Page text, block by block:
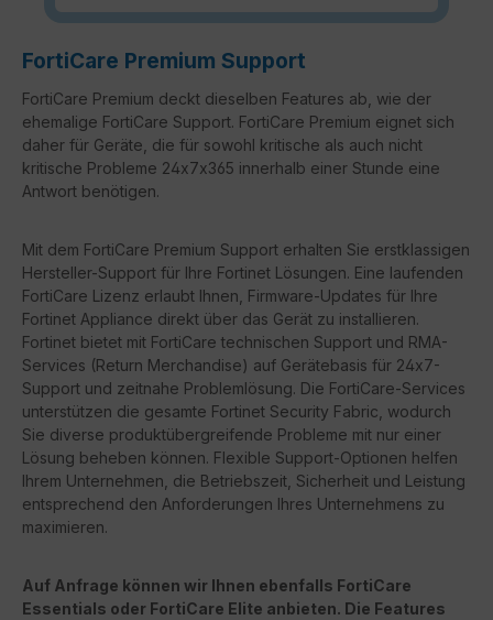
FortiCare Premium Support
FortiCare Premium deckt dieselben Features ab, wie der
ehemalige FortiCare Support. FortiCare Premium eignet sich
daher für Geräte, die für sowohl kritische als auch nicht
kritische Probleme 24x7x365 innerhalb einer Stunde eine
Antwort benötigen.
Mit dem FortiCare Premium Support erhalten Sie erstklassigen
Hersteller-Support für Ihre Fortinet Lösungen. Eine laufenden
FortiCare Lizenz erlaubt Ihnen, Firmware-Updates für Ihre
Fortinet Appliance direkt über das Gerät zu installieren.
Fortinet bietet mit FortiCare technischen Support und RMA-
Services (Return Merchandise) auf Gerätebasis für 24x7-
Support und zeitnahe Problemlösung. Die FortiCare-Services
unterstützen die gesamte Fortinet Security Fabric, wodurch
Sie diverse produktübergreifende Probleme mit nur einer
Lösung beheben können. Flexible Support-Optionen helfen
Ihrem Unternehmen, die Betriebszeit, Sicherheit und Leistung
entsprechend den Anforderungen Ihres Unternehmens zu
maximieren.
Auf Anfrage können wir Ihnen ebenfalls FortiCare
Essentials oder FortiCare Elite anbieten. Die Features